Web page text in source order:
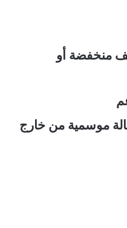
منخفضة أو
موسمية من خارج